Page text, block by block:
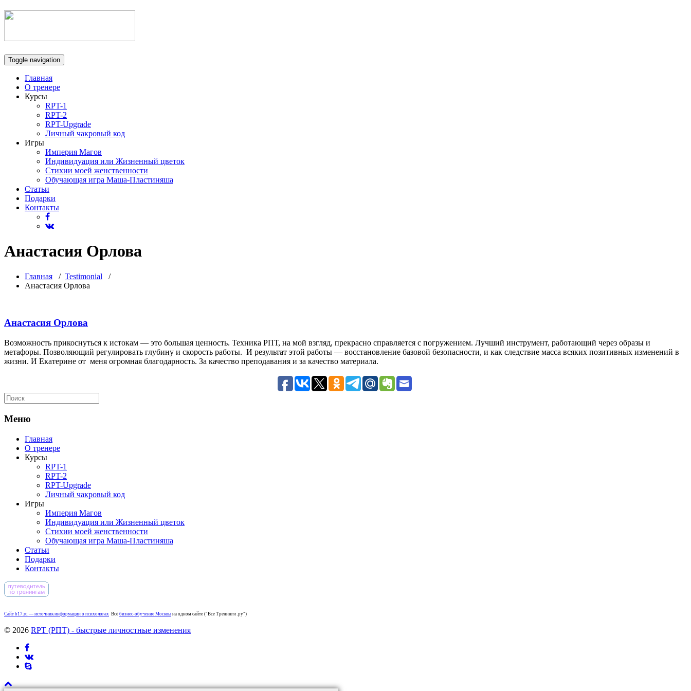
Toggle navigation
Главная
О тренере
Курсы
RPT-1
RPT-2
RPT-Upgrade
Личный чакровый код
Игры
Империя Магов
Индивидуация или Жизненный цветок
Стихии моей женственности
Обучающая игра Маша-Пластиняша
Статьи
Подарки
Контакты
Анастасия Орлова
Главная / Testimonial /
Анастасия Орлова
Анастасия Орлова
Возможность прикоснуться к истокам — это большая ценность. Техника РПТ, на мой взгляд, прекрасно справляется с погружением. Лучший инструмент, работающий через образы и
метафоры. Позволяющий регулировать глубину и скорость работы. И результат этой работы — восстановление базовой безопасности, и как следствие масса всяких позитивных изменений в
жизни. И Екатерине от меня огромная благодарность. За качество преподавания и за качество материала.
Меню
Главная
О тренере
Курсы
RPT-1
RPT-2
RPT-Upgrade
Личный чакровый код
Игры
Империя Магов
Индивидуация или Жизненный цветок
Стихии моей женственности
Обучающая игра Маша-Пластиняша
Статьи
Подарки
Контакты
Сайт b17.ru — источник информации о психологах Всё бизнес-обучение Москвы на одном сайте ("Все Тренинги .ру")
© 2026 RPT (РПТ) - быстрые личностные изменения